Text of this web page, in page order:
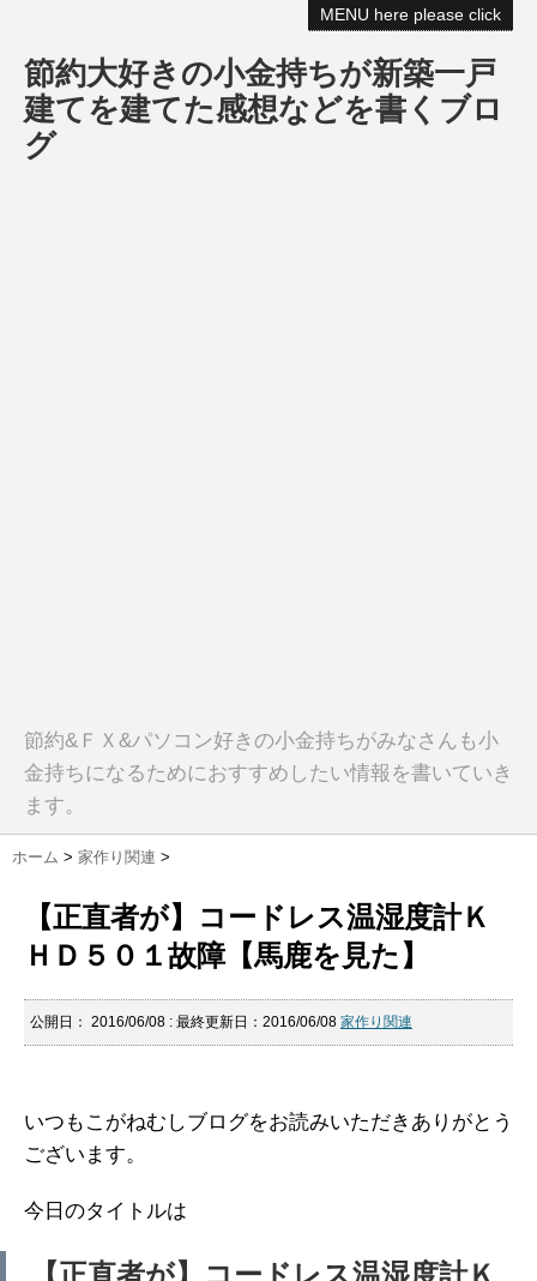
MENU here please click
節約大好きの小金持ちが新築一戸
建てを建てた感想などを書くブロ
グ
節約&ＦＸ&パソコン好きの小金持ちがみなさんも小
金持ちになるためにおすすめしたい情報を書いていき
ます。
ホーム > 家作り関連 >
【正直者が】コードレス温湿度計Ｋ
ＨＤ５０１故障【馬鹿を見た】
公開日： 2016/06/08 : 最終更新日：2016/06/08 家作り関連
いつもこがねむしブログをお読みいただきありがとう
ございます。
今日のタイトルは
【正直者が】コードレス温湿度計Ｋ